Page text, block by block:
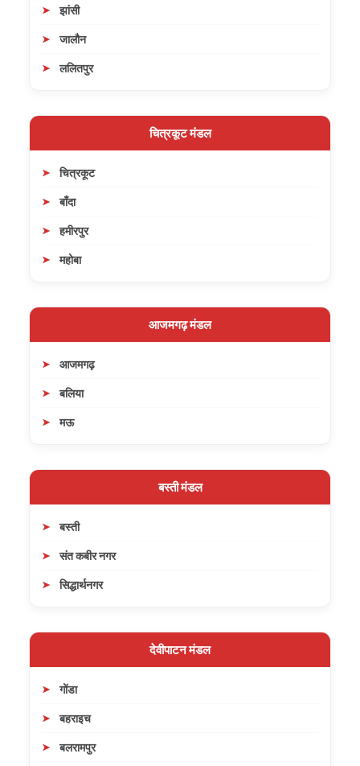
झांसी
जालौन
ललितपुर
चित्रकूट मंडल
चित्रकूट
बाँदा
हमीरपुर
महोबा
आजमगढ़ मंडल
आजमगढ़
बलिया
मऊ
बस्ती मंडल
बस्ती
संत कबीर नगर
सिद्धार्थनगर
देवीपाटन मंडल
गोंडा
बहराइच
बलरामपुर